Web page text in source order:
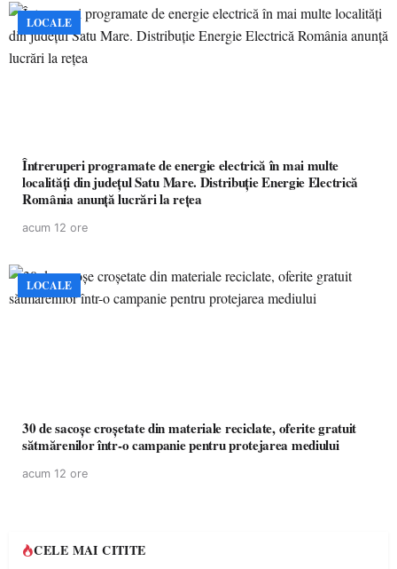
LOCALE
Întreruperi programate de energie electrică în mai multe
localități din județul Satu Mare. Distribuție Energie Electrică
România anunță lucrări la rețea
acum 12 ore
LOCALE
30 de sacoșe croșetate din materiale reciclate, oferite gratuit
sătmărenilor într-o campanie pentru protejarea mediului
acum 12 ore
CELE MAI CITITE